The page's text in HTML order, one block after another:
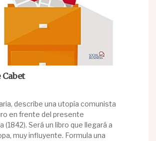
describe una utopía comunista
en frente del presente
(1842). Será un libro que llegará a
muy influyente. Formula una